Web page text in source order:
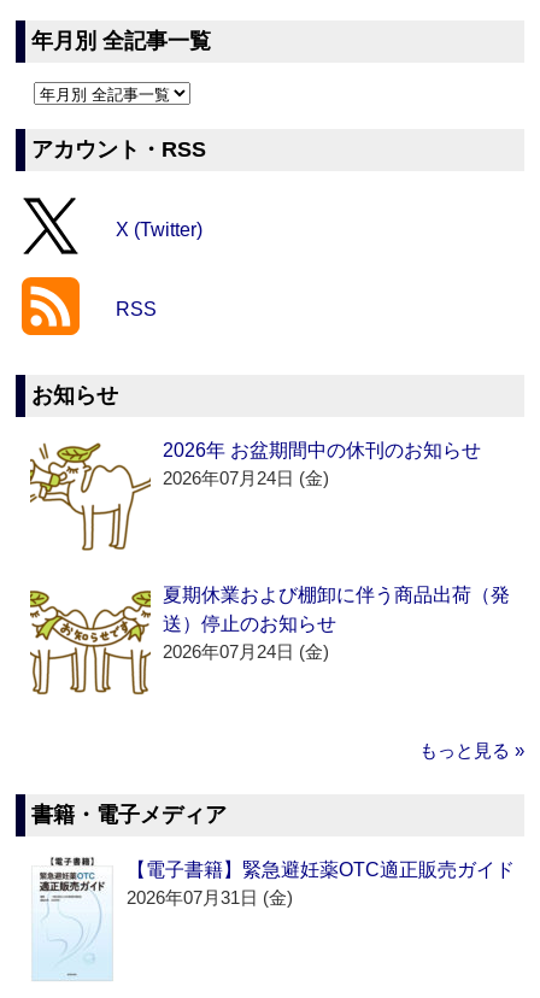
年月別 全記事一覧
アカウント・RSS
X (Twitter)
RSS
お知らせ
2026年 お盆期間中の休刊のお知らせ
2026年07月24日 (金)
夏期休業および棚卸に伴う商品出荷（発
送）停止のお知らせ
2026年07月24日 (金)
もっと見る »
書籍・電子メディア
【電子書籍】緊急避妊薬OTC適正販売ガイド
2026年07月31日 (金)